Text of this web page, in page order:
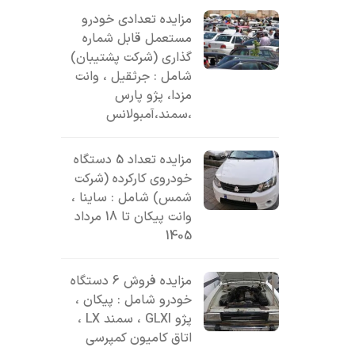
مزایده تعدادی خودرو
مستعمل قابل شماره
گذاری (شرکت پشتیبان)
شامل : جرثقیل ، وانت
مزدا، پژو پارس
،سمند،آمبولانس
مزایده تعداد 5 دستگاه
خودروی کارکرده (شرکت
شمس) شامل : ساینا ،
وانت پیکان تا 18 مرداد
1405
مزایده فروش 6 دستگاه
خودرو شامل : پیکان ،
پژو GLXI ، سمند LX ،
اتاق کامیون کمپرسی